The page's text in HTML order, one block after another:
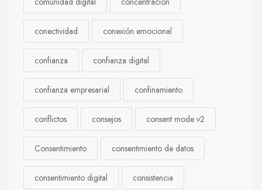
conectividad conexión emocional
confianza confianza digital
confianza empresarial confinamiento
conflictos consejos consent mode v2
Consentimiento consentimiento de datos
consentimiento digital consistencia